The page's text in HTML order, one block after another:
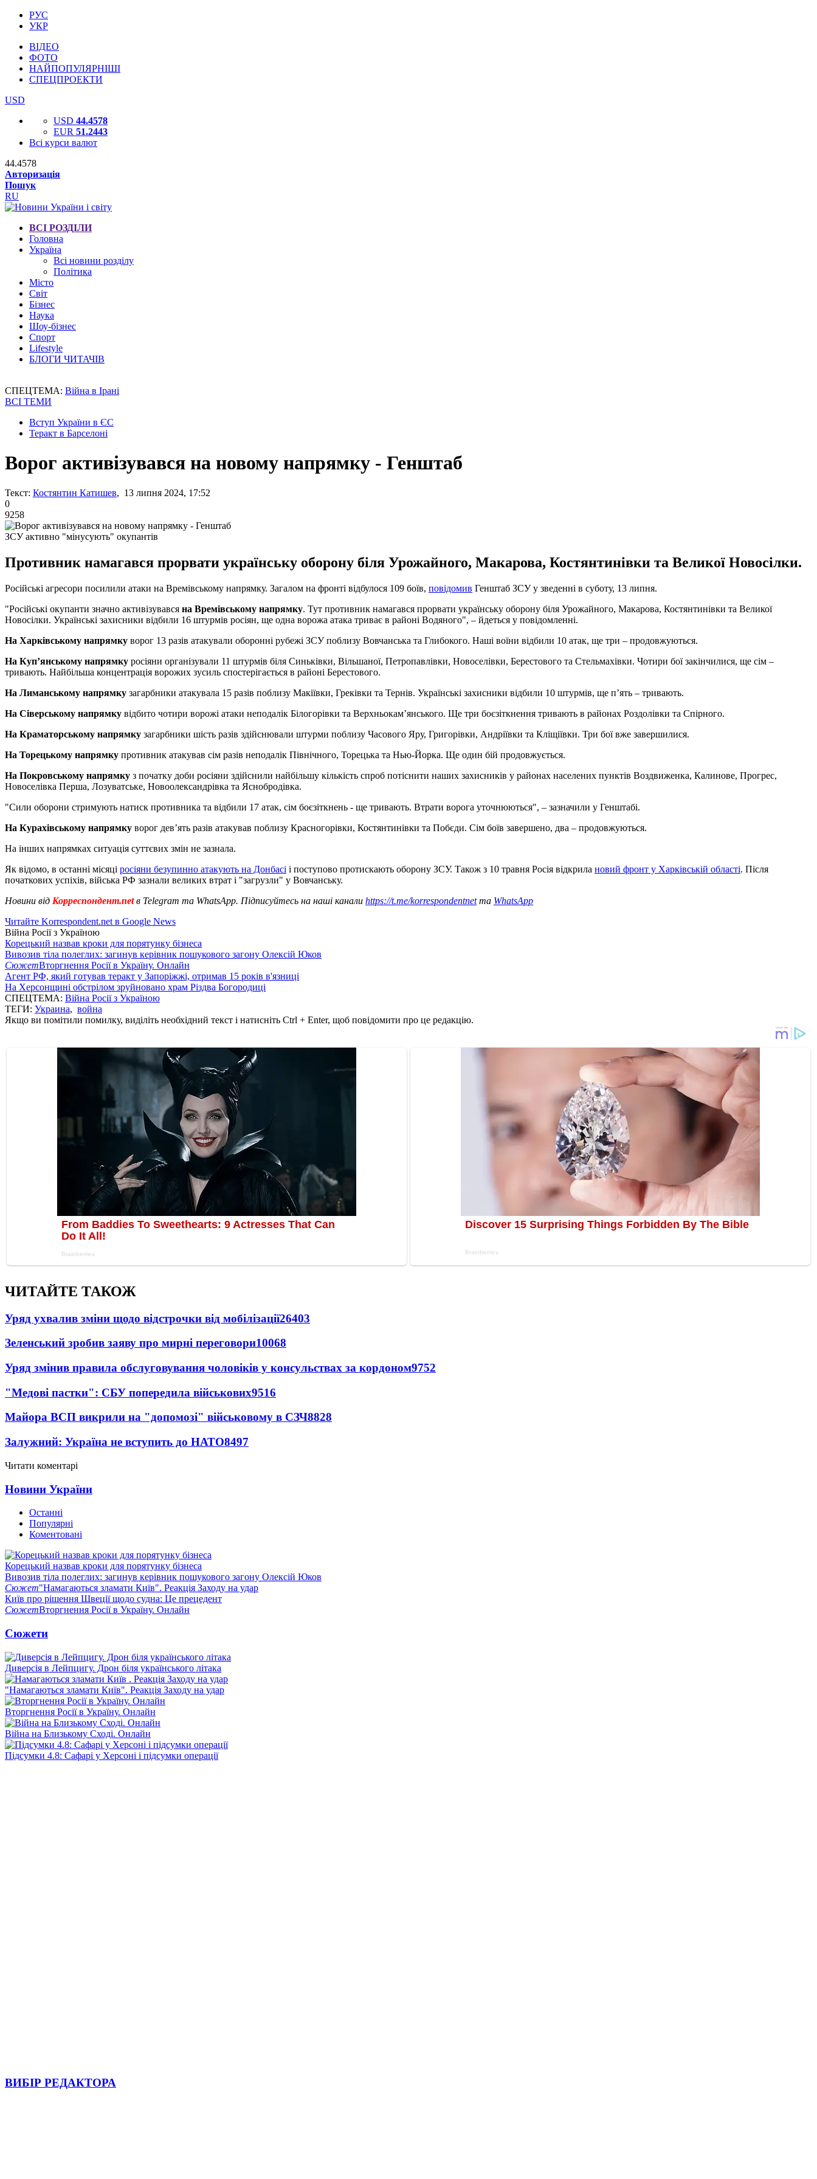
РУС
УКР
ВІДЕО
ФОТО
НАЙПОПУЛЯРНІШІ
СПЕЦПРОЕКТИ
USD
USD 44.4578
EUR 51.2443
Всі курси валют
44.4578
Авторизація
Пошук
RU
ВСІ РОЗДІЛИ
Головна
Україна
Всі новини розділу
Політика
Місто
Світ
Бізнес
Наука
Шоу-бізнес
Спорт
Lifestyle
БЛОГИ ЧИТАЧІВ
СПЕЦТЕМА: Війна в Ірані
ВСІ ТЕМИ
Вступ України в ЄС
Теракт в Барселоні
Ворог активізувався на новому напрямку - Генштаб
Текст: Костянтин Катишев, 13 липня 2024, 17:52
0
9258
ЗСУ активно "мінусують" окупантів
Противник намагався прорвати українську оборону біля Урожайного, Макарова, Костянтинівки та Великої Новосілки.
Російські агресори посилили атаки на Времівському напрямку. Загалом на фронті відбулося 109 боїв, повідомив Генштаб ЗСУ у зведенні в суботу, 13 липня.
"Російські окупанти значно активізувався на Времівському напрямку. Тут противник намагався прорвати українську оборону біля Урожайного, Макарова, Костянтинівки та Великої
Новосілки. Українські захисники відбили 16 штурмів росіян, ще одна ворожа атака триває в районі Водяного", – йдеться у повідомленні.
На Харківському напрямку ворог 13 разів атакували оборонні рубежі ЗСУ поблизу Вовчанська та Глибокого. Наші воїни відбили 10 атак, ще три – продовжуються.
На Куп’янському напрямку росіяни організували 11 штурмів біля Синьківки, Вільшаної, Петропавлівки, Новоселівки, Берестового та Стельмахівки. Чотири бої закінчилися, ще сім –
тривають. Найбільша концентрація ворожих зусиль спостерігається в районі Берестового.
На Лиманському напрямку загарбники атакувала 15 разів поблизу Макіївки, Греківки та Тернів. Українські захисники відбили 10 штурмів, ще п’ять – тривають.
На Сіверському напрямку відбито чотири ворожі атаки неподалік Білогорівки та Верхньокам’янського. Ще три боєзіткнення тривають в районах Роздолівки та Спірного.
На Краматорському напрямку загарбники шість разів здійснювали штурми поблизу Часового Яру, Григорівки, Андріївки та Кліщіївки. Три бої вже завершилися.
На Торецькому напрямку противник атакував сім разів неподалік Північного, Торецька та Нью-Йорка. Ще один бій продовжується.
На Покровському напрямку з початку доби росіяни здійснили найбільшу кількість спроб потіснити наших захисників у районах населених пунктів Воздвиженка, Калинове, Прогрес,
Новоселівка Перша, Лозуватське, Новоолександрівка та Яснобродівка.
"Сили оборони стримують натиск противника та відбили 17 атак, сім боєзіткнень - ще тривають. Втрати ворога уточнюються", – зазначили у Генштабі.
На Курахівському напрямку ворог дев’ять разів атакував поблизу Красногорівки, Костянтинівки та Побєди. Сім боїв завершено, два – продовжуються.
На інших напрямках ситуація суттєвих змін не зазнала.
Як відомо, в останні місяці росіяни безупинно атакують на Донбасі і поступово протискають оборону ЗСУ. Також з 10 травня Росія відкрила новий фронт у Харківській області. Після
початкових успіхів, війська РФ зазнали великих втрат і "загрузли" у Вовчанську.
Новини від Корреспондент.netв Telegram та WhatsApp. Підписуйтесь на наші канали https://t.me/korrespondentnetта WhatsApp
Читайте Korrespondent.net в Google News
Війна Росії з Україною
Корецький назвав кроки для порятунку бізнеса
Вивозив тіла полеглих: загинув керівник пошукового загону Олексій Юков
СюжетВторгнення Росії в Україну. Онлайн
Агент РФ, який готував теракт у Запоріжжі, отримав 15 років в'язниці
На Херсонщині обстрілом зруйновано храм Різдва Богородиці
СПЕЦТЕМА: Війна Росії з Україною
ТЕГИ: Украина, война
Якщо ви помітили помилку, виділіть необхідний текст і натисніть Ctrl + Enter, щоб повідомити про це редакцію.
ЧИТАЙТЕ ТАКОЖ
Уряд ухвалив зміни щодо відстрочки від мобілізації26403
Зеленський зробив заяву про мирні переговори10068
Уряд змінив правила обслуговування чоловіків у консульствах за кордоном9752
"Медові пастки": СБУ попередила військових9516
Майора ВСП викрили на "допомозі" військовому в СЗЧ8828
Залужний: Україна не вступить до НАТО8497
Читати коментарі
Новини України
Останні
Популярні
Коментовані
Корецький назвав кроки для порятунку бізнеса
Вивозив тіла полеглих: загинув керівник пошукового загону Олексій Юков
Сюжет"Намагаються зламати Київ". Реакція Заходу на удар
Київ про рішення Швеції щодо судна: Це прецедент
СюжетВторгнення Росії в Україну. Онлайн
Сюжети
Диверсія в Лейпцигу. Дрон біля українського літака
"Намагаються зламати Київ". Реакція Заходу на удар
Вторгнення Росії в Україну. Онлайн
Війна на Близькому Сході. Онлайн
Підсумки 4.8: Сафарі у Херсоні і підсумки операції
ВИБІР РЕДАКТОРА